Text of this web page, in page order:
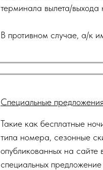
терминала вылета/выхода
В противном случае, а/к
Специальные
Такие как бесплатные
типа номера, сезонные
опубликованных на
специальных